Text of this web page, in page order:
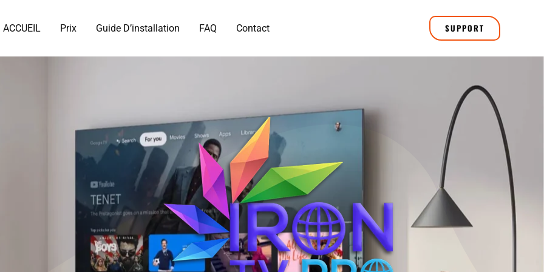
ACCUEIL Prix Guide D’installation FAQ Contact SUPPORT